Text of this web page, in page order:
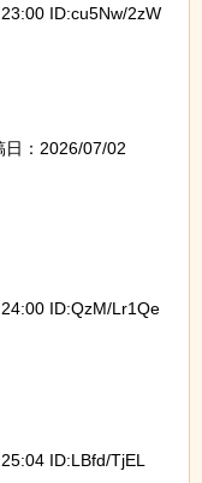
ID:cu5Nw/2zW
日：2026/07/02
ID:QzM/Lr1Qe
ID:LBfd/TjEL